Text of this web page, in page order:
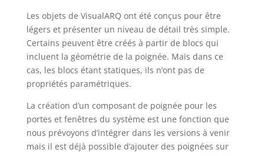
Les objets de VisualARQ ont été conçus pour être
légers et présenter un niveau de détail très simple.
Certains peuvent être créés à partir de blocs qui
incluent la géométrie de la poignée. Mais dans ce
cas, les blocs étant statiques, ils n’ont pas de
propriétés paramétriques.
La création d’un composant de poignée pour les
portes et fenêtres du système est une fonction que
nous prévoyons d’intégrer dans les versions à venir
mais il est déjà possible d’ajouter des poignées sur